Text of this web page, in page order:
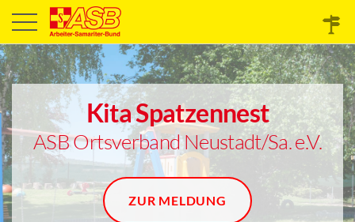
Kita Spatzennest
ASB Ortsverband Neustadt/Sa. e.V.
ZUR MELDUNG